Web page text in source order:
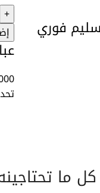
فوري
كل ما